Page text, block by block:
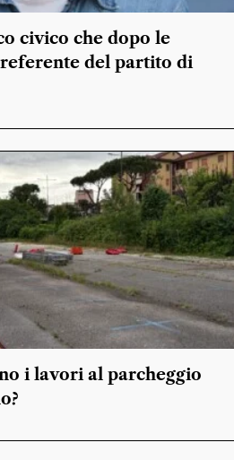
civico che dopo le
del partito di
i lavori al parcheggio